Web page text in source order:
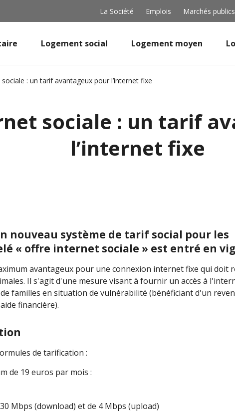
La Société Emplois Marchés publics
Logement social Logement moyen
: un tarif avantageux pour l’internet fixe
sociale : un tarif
l’internet fixe
nouveau système de tarif social pour les
« offre internet sociale » est entré en
avantageux pour une connexion internet fixe qui doit
Il s'agit d'une mesure visant à fournir un accès à
familles en situation de vulnérabilité (bénéficiant d'un
financière).
de tarification :
de 19 euros par mois :
Mbps (download) et de 4 Mbps (upload)